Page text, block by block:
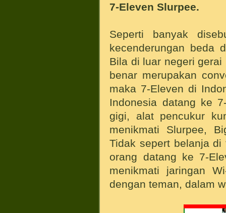
7-Eleven Slurpee.
Seperti banyak
kecenderungan beda
Bila di luar negeri
benar merupakan
maka 7-Eleven di
Indonesia datang ke
gigi, alat pencukur
menikmati Slurpee,
Tidak sepert belanja
orang datang ke 7-
menikmati jaringan
dengan teman, dalam